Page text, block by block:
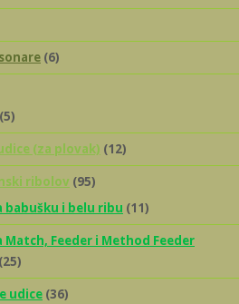
(6)
(5)
(za plovak) (12)
ribolov (95)
babušku i belu ribu (11)
Match, Feeder i Method Feeder
(25)
udice (36)